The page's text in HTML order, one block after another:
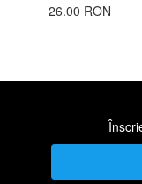
26.00 RON